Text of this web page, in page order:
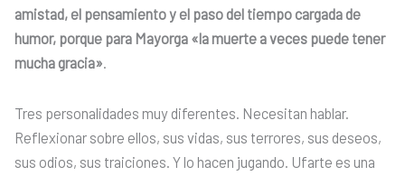
amistad, el pensamiento y el paso del tiempo cargada de
humor, porque para Mayorga «la muerte a veces puede tener
mucha gracia».
Tres personalidades muy diferentes. Necesitan hablar.
Reflexionar sobre ellos, sus vidas, sus terrores, sus deseos,
sus odios, sus traiciones. Y lo hacen jugando. Ufarte es una